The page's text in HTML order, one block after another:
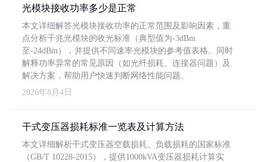
光模块接收功率多少是正常
本文详细解答光模块接收功率的正常范围及影响因素，重
点分析千兆光模块的收光标准（典型值为-3dBm
至-24dBm），并提供不同速率光模块的参考值表格。同时
解释功率异常的常见原因（如光纤损耗、连接器问题）及
解决方案，帮助用户快速判断网络性能问题。
2026年8月4日
干式变压器损耗标准一览表及计算方法
本文详细解析干式变压器空载损耗、负载损耗的国家标准
（GB/T 10228-2015），提供1000kVA变压器损耗计算实